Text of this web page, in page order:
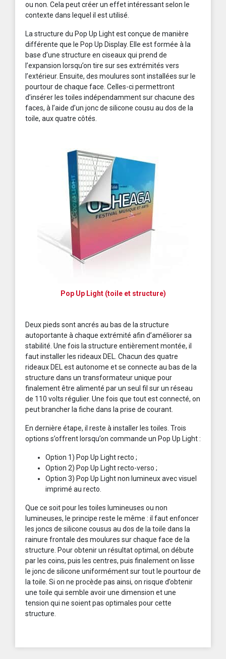
ou non. Cela peut créer un effet intéressant selon le
contexte dans lequel il est utilisé.
La structure du Pop Up Light est conçue de manière
différente que le Pop Up Display. Elle est formée à la
base d’une structure en ciseaux qui prend de
l’expansion lorsqu’on tire sur ses extrémités vers
l’extérieur. Ensuite, des moulures sont installées sur le
pourtour de chaque face. Celles-ci permettront
d’insérer les toiles indépendamment sur chacune des
faces, à l’aide d’un jonc de silicone cousu au dos de la
toile, aux quatre côtés.
Pop Up Light (toile et structure)
Deux pieds sont ancrés au bas de la structure
autoportante à chaque extrémité afin d’améliorer sa
stabilité. Une fois la structure entièrement montée, il
faut installer les rideaux DEL. Chacun des quatre
rideaux DEL est autonome et se connecte au bas de la
structure dans un transformateur unique pour
finalement être alimenté par un seul fil sur un réseau
de 110 volts régulier. Une fois que tout est connecté, on
peut brancher la fiche dans la prise de courant.
En dernière étape, il reste à installer les toiles. Trois
options s’offrent lorsqu’on commande un Pop Up Light :
Option 1) Pop Up Light recto ;
Option 2) Pop Up Light recto-verso ;
Option 3) Pop Up Light non lumineux avec visuel
imprimé au recto.
Que ce soit pour les toiles lumineuses ou non
lumineuses, le principe reste le même : il faut enfoncer
les joncs de silicone cousus au dos de la toile dans la
rainure frontale des moulures sur chaque face de la
structure. Pour obtenir un résultat optimal, on débute
par les coins, puis les centres, puis finalement on lisse
le jonc de silicone uniformément sur tout le pourtour de
la toile. Si on ne procède pas ainsi, on risque d’obtenir
une toile qui semble avoir une dimension et une
tension qui ne soient pas optimales pour cette
structure.